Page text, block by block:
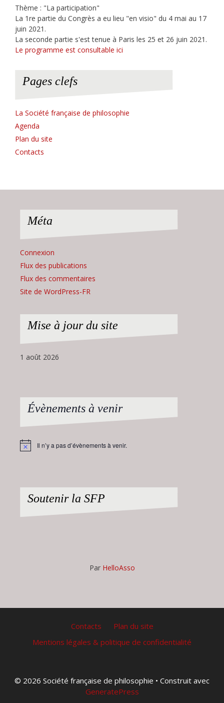
Thème : "La participation"
La 1re partie du Congrès a eu lieu "en visio" du 4 mai au 17
juin 2021.
La seconde partie s'est tenue à Paris les 25 et 26 juin 2021.
Le programme est consultable ici
Pages clefs
La Société française de philosophie
Agenda
Plan du site
Contacts
Méta
Connexion
Flux des publications
Flux des commentaires
Site de WordPress-FR
Mise à jour du site
1 août 2026
Évènements à venir
Notice Il n’y a pas d’évènements à venir.
Soutenir la SFP
Par HelloAsso
Contacts
Plan du site
Mentions légales & politique de confidentialité
© 2026 Société française de philosophie • Construit avec
GeneratePress